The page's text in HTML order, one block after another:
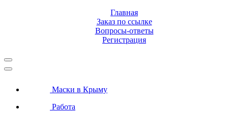
Главная
Заказ по ссылке
Вопросы-ответы
Регистрация
Маски в Крыму
Работа